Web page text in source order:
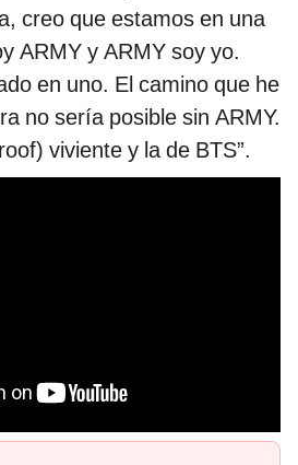
creo que estamos en una
ARMY y ARMY soy yo.
en uno. El camino que he
no sería posible sin ARMY.
viviente y la de BTS”.